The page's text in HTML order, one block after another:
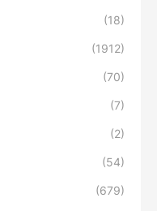
(18)
(1912)
(70)
(7)
(2)
(54)
(679)